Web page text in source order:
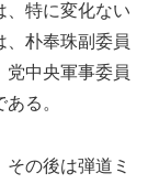
、特に変化ない
、朴奉珠副委員
党中央軍事委員
る。
の後は弾道ミ